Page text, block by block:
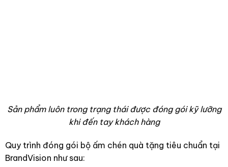
Sản phẩm luôn trong trạng thái được đóng gói kỹ lưỡng
khi đến tay khách hàng
Quy trình đóng gói bộ ấm chén quà tặng tiêu chuẩn tại
BrandVision như sau: